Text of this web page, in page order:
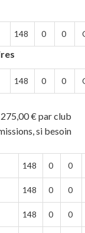
148 0 0
148 0 0
€ par club
si besoin
148 0 0
148 0 0
148 0 0